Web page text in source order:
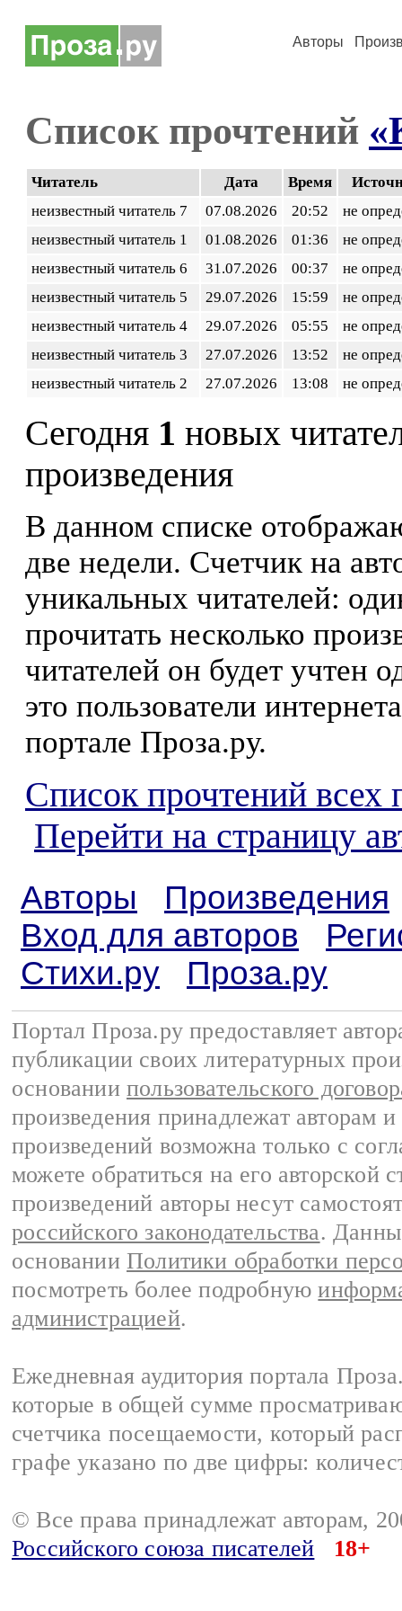
Авторы
Список прочтений
Читатель Дата Время
неизвестный читатель 7
07.08.2026 20:52
не
неизвестный читатель 1
01.08.2026 01:36
не
неизвестный читатель 6
31.07.2026 00:37
не
неизвестный читатель 5
29.07.2026 15:59
не
неизвестный читатель 4
29.07.2026 05:55
не
неизвестный читатель 3
27.07.2026 13:52
не
неизвестный читатель 2
27.07.2026 13:08 не
Сегодня 1 новых
произведения
В данном списке
две недели. Счетчик на
уникальных читателей:
прочитать несколько
читателей он будет учтен
это пользователи
портале Проза.ру.
Список прочтений всех
Перейти на страницу
Авторы
Произведения
Вход для авторов
Стихи.ру
Проза.ру
Портал Проза.ру предоставляет
публикации своих литературных
основании пользовательского
произведения принадлежат авторам
произведений возможна только с
можете обратиться на его авторской
произведений авторы несут
российского законодательства.
основании Политики обработки
посмотреть более подробную
администрацией.
Ежедневная аудитория портала
которые в общей сумме
счетчика посещаемости, который
графе указано по две цифры:
© Все права принадлежат авторам,
Российского союза писателей
18+